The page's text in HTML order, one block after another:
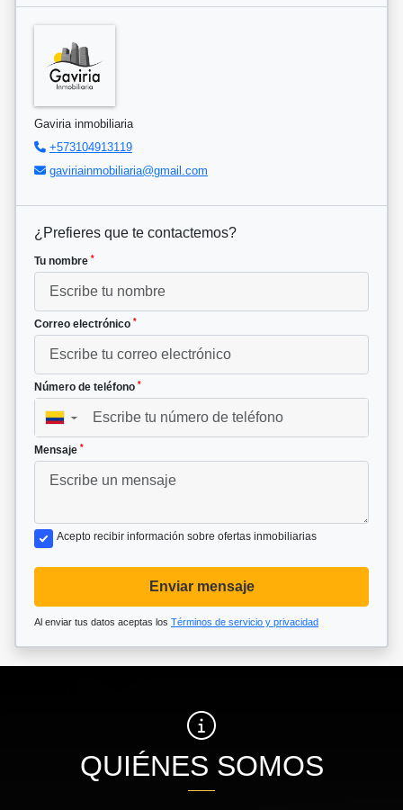
Gaviria inmobiliaria
+573104913119
gaviriainmobiliaria@gmail.com
¿Prefieres que te contactemos?
Tu nombre *
Correo electrónico *
Número de teléfono *
▼
Mensaje *
Acepto recibir información sobre ofertas inmobiliarias
Enviar mensaje
Al enviar tus datos aceptas los Términos de servicio y privacidad
QUIÉNES SOMOS